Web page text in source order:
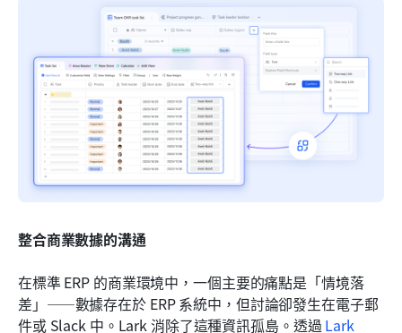
整合商業數據的溝通
在標準 ERP 的商業環境中，一個主要的痛點是「情境落
差」——數據存在於 ERP 系統中，但討論卻發生在電子郵
件或 Slack 中。Lark 消除了這種資訊孤島。透過 Lark